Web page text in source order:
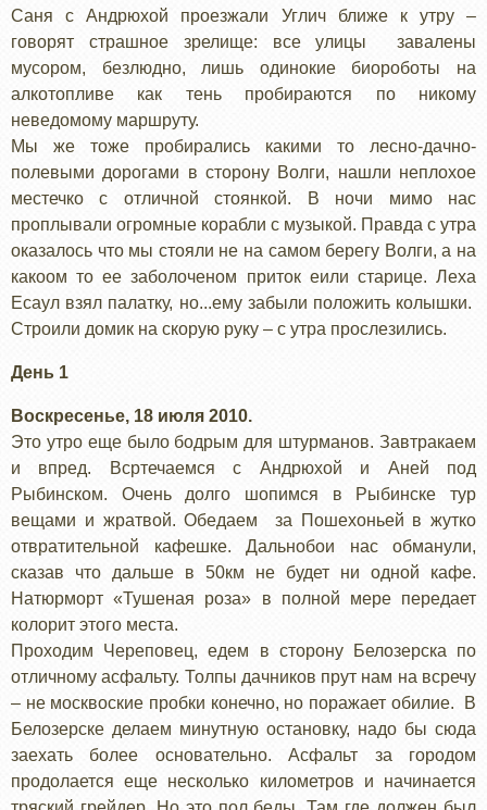
Саня с Андрюхой проезжали Углич ближе к утру –
говорят страшное зрелище: все улицы завалены
мусором, безлюдно, лишь одинокие биороботы на
алкотопливе как тень пробираются по никому
неведомому маршруту.
Мы же тоже пробирались какими то лесно-дачно-
полевыми дорогами в сторону Волги, нашли неплохое
местечко с отличной стоянкой. В ночи мимо нас
проплывали огромные корабли с музыкой. Правда с утра
оказалось что мы стояли не на самом берегу Волги, а на
какоом то ее заболоченом приток еили старице. Леха
Есаул взял палатку, но...ему забыли положить колышки.
Строили домик на скорую руку – с утра прослезились.
День 1
Воскресенье, 18 июля 2010.
Это утро еще было бодрым для штурманов. Завтракаем
и впред. Всртечаемся с Андрюхой и Аней под
Рыбинском. Очень долго шопимся в Рыбинске тур
вещами и жратвой. Обедаем за Пошехоньей в жутко
отвратительной кафешке. Дальнобои нас обманули,
сказав что дальше в 50км не будет ни одной кафе.
Натюрморт «Тушеная роза» в полной мере передает
колорит этого места.
Проходим Череповец, едем в сторону Белозерска по
отличному асфальту. Толпы дачников прут нам на всречу
– не москвоские пробки конечно, но поражает обилие. В
Белозерске делаем минутную остановку, надо бы сюда
заехать более основательно. Асфальт за городом
продолается еще несколько километров и начинается